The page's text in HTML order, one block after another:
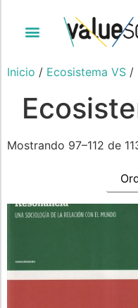
Inicio / Ecosistema VS /
Mostrando 97–112 de